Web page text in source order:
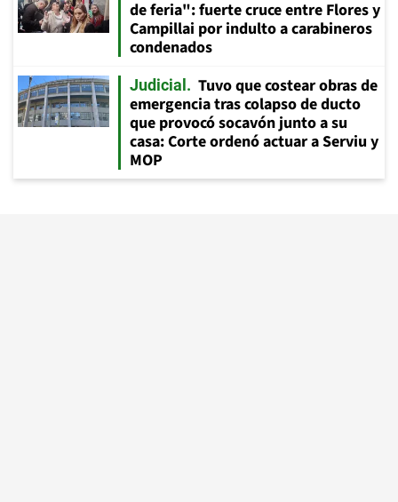
de feria": fuerte cruce entre Flores y
Campillai por indulto a carabineros
condenados
Judicial
Tuvo que costear obras de
emergencia tras colapso de ducto
que provocó socavón junto a su
casa: Corte ordenó actuar a Serviu y
MOP